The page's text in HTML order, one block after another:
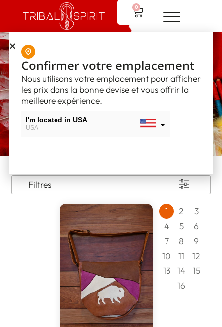
0
Boutique
Filtres
1 2
3
4
5
6
7
8
9
10
11
12
13
14
15
16
Confirmer votre emplacement
Nous utilisons votre emplacement pour afficher
les prix dans la bonne devise et vous offrir la
meilleure expérience.
I'm located in USA
USA